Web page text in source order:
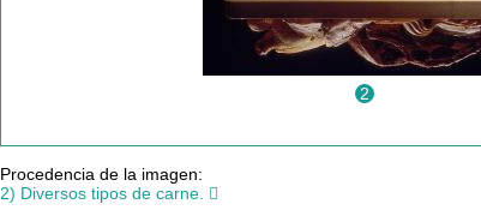
2
Procedencia de la imagen:
2) Diversos tipos de carne.